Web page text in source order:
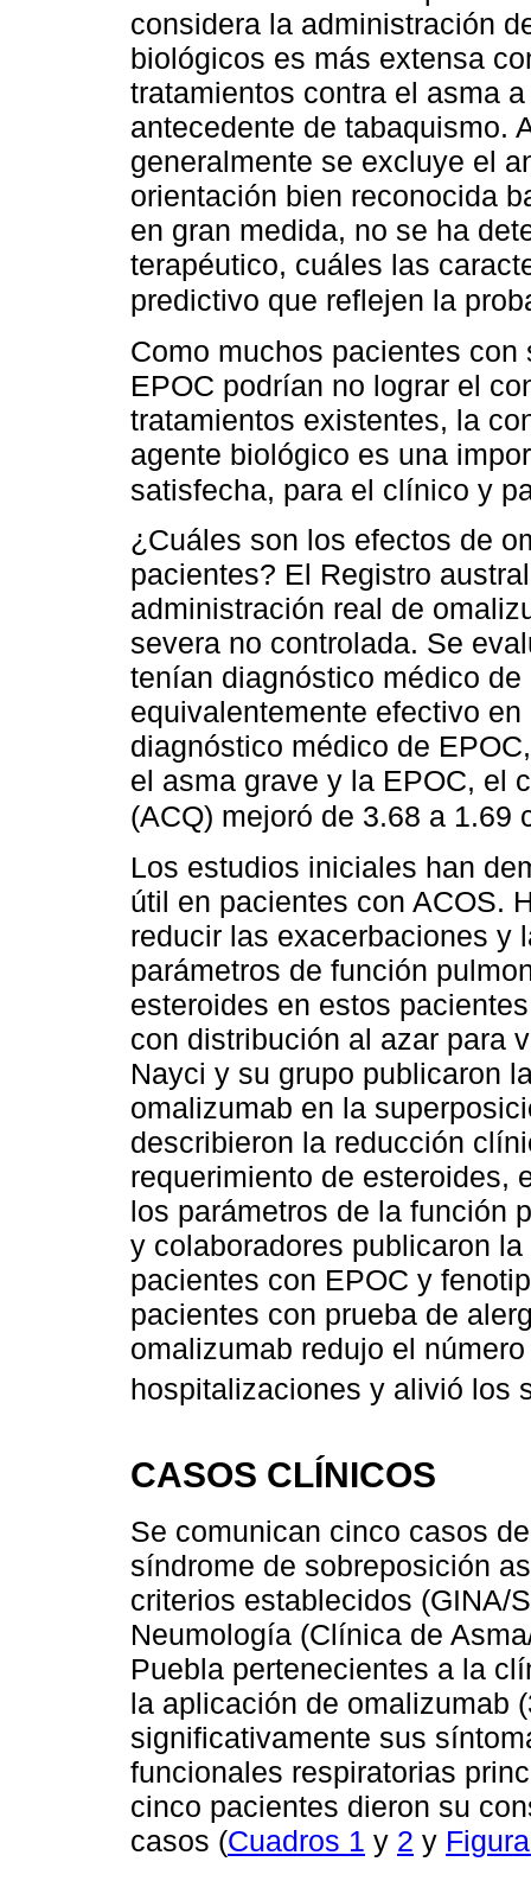
considera la administración
biológicos es más extensa
tratamientos contra el asma
antecedente de tabaquismo.
generalmente se excluye el
orientación bien reconocida
en gran medida, no se ha
terapéutico, cuáles las
predictivo que reflejen la
Como muchos pacientes
EPOC podrían no lograr el
tratamientos existentes, la
agente biológico es una
satisfecha, para el clínico y
¿Cuáles son los efectos de
pacientes? El Registro
administración real de
severa no controlada. Se
tenían diagnóstico médico
equivalentemente efectivo
diagnóstico médico de
el asma grave y la EPOC, el
(ACQ) mejoró de 3.68 a 1.69
Los estudios iniciales han
útil en pacientes con ACOS.
reducir las exacerbaciones y
parámetros de función
esteroides en estos
con distribución al azar para
Nayci y su grupo publicaron
omalizumab en la
describieron la reducción
requerimiento de esteroides,
los parámetros de la función
y colaboradores publicaron
pacientes con EPOC y
pacientes con prueba de
omalizumab redujo el
hospitalizaciones y alivió los
CASOS CLÍNICOS
Se comunican cinco casos
síndrome de sobreposición
criterios establecidos (GINA/
Neumología (Clínica de
Puebla pertenecientes a la
la aplicación de omalizumab
significativamente sus
funcionales respiratorias
cinco pacientes dieron su
casos (Cuadros 1 y 2 y